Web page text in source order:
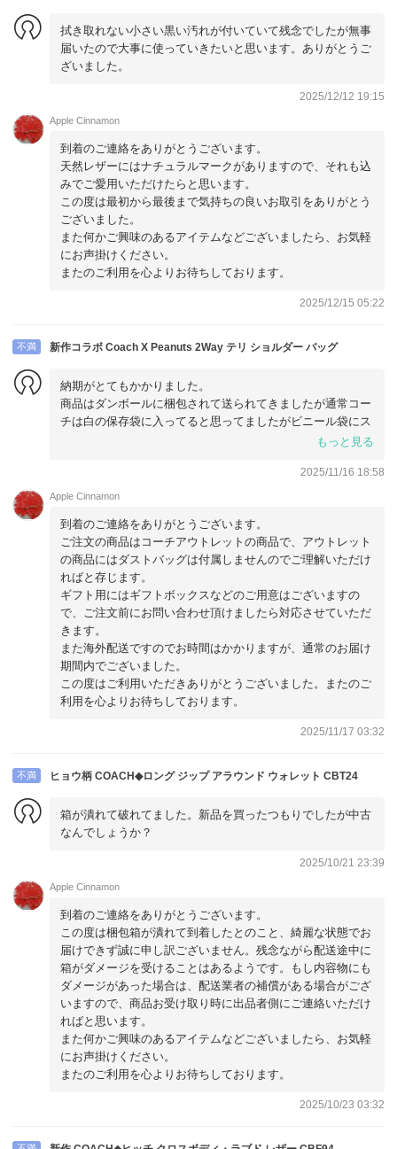
拭き取れない小さい黒い汚れが付いていて残念でしたが無事
届いたので大事に使っていきたいと思います。ありがとうご
ざいました。
2025/12/12 19:15
Apple Cinnamon
到着のご連絡をありがとうございます。
天然レザーにはナチュラルマークがありますので、それも込
みでご愛用いただけたらと思います。
この度は最初から最後まで気持ちの良いお取引をありがとう
ございました。
また何かご興味のあるアイテムなどございましたら、お気軽
にお声掛けください。
またのご利用を心よりお待ちしております。
2025/12/15 05:22
不満 新作コラボ Coach X Peanuts 2Way テリ ショルダー バッグ
納期がとてもかかりました。
商品はダンボールに梱包されて送られてきましたが通常コー
チは白の保存袋に入ってると思ってましたがビニール袋にス
トの2倍近い金額で購入したにしてはお粗末でした。
プレゼントに購入しただけに残念。
もっと見る
2025/11/16 18:58
Apple Cinnamon
到着のご連絡をありがとうございます。
ご注文の商品はコーチアウトレットの商品で、アウトレット
の商品にはダストバッグは付属しませんのでご理解いただけ
ればと存じます。
ギフト用にはギフトボックスなどのご用意はございますの
で、ご注文前にお問い合わせ頂けましたら対応させていただ
きます。
また海外配送ですのでお時間はかかりますが、通常のお届け
期間内でございました。
この度はご利用いただきありがとうございました。またのご
利用を心よりお待ちしております。
2025/11/17 03:32
不満 ヒョウ柄 COACH◆ロング ジップ アラウンド ウォレット CBT24
箱が潰れて破れてました。新品を買ったつもりでしたが中古
なんでしょうか？
2025/10/21 23:39
Apple Cinnamon
到着のご連絡をありがとうございます。
この度は梱包箱が潰れて到着したとのこと、綺麗な状態でお
届けできず誠に申し訳ございません。残念ながら配送途中に
箱がダメージを受けることはあるようです。もし内容物にも
ダメージがあった場合は、配送業者の補償がある場合がござ
いますので、商品お受け取り時に出品者側にご連絡いただけ
ればと思います。
また何かご興味のあるアイテムなどございましたら、お気軽
にお声掛けください。
またのご利用を心よりお待ちしております。
2025/10/23 03:32